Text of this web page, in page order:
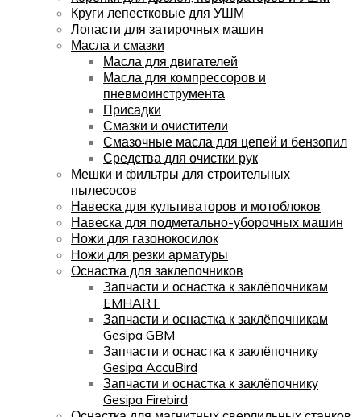
Круги лепестковые для УШМ
Лопасти для затирочных машин
Масла и смазки
Масла для двигателей
Масла для компрессоров и
пневмоинструмента
Присадки
Смазки и очистители
Смазочные масла для цепей и бензопил
Средства для очистки рук
Мешки и фильтры для строительных
пылесосов
Навеска для культиваторов и мотоблоков
Навеска для подметально-уборочных машин
Ножи для газонокосилок
Ножи для резки арматуры
Оснастка для заклепочников
Запчасти и оснастка к заклёпочникам
EMHART
Запчасти и оснастка к заклёпочникам
Gesipa GBM
Запчасти и оснастка к заклёпочнику
Gesipa AccuBird
Запчасти и оснастка к заклёпочнику
Gesipa Firebird